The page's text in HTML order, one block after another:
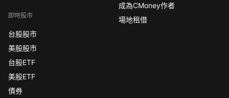
即時股市
台股股市
美股股市
台股ETF
美股ETF
債券
成為CMoney作者
場地租借